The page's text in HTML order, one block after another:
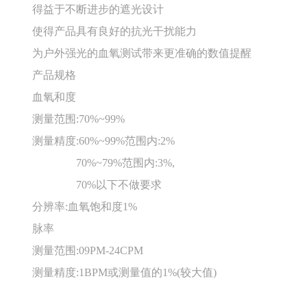
得益于不断进步的遮光设计
使得产品具有良好的抗光干扰能力
为户外强光的血氧测试带来更准确的数值提醒
产品规格
血氧和度
测量范围:70%~99%
测量精度:60%~99%范围内:2%
70%~79%范围内:3%,
70%以下不做要求
分辨率:血氧饱和度1%
脉率
测量范围:09PM-24CPM
测量精度:1BPM或测量值的1%(较大值)